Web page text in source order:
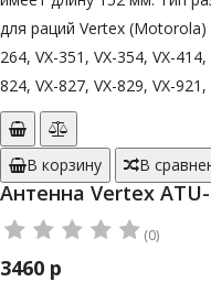
для раций Vertex (Motorola)
264, VX-351, VX-354, VX-
824, VX-827, VX-829, VX-921,
В корзину В
Антенна Vertex ATU-
(0)
3460 р